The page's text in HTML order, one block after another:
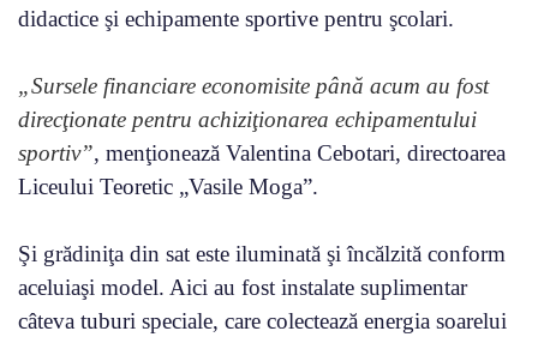
didactice şi echipamente sportive pentru şcolari.
„Sursele financiare economisite până acum au fost
direcţionate pentru achiziţionarea echipamentului
sportiv”, menţionează Valentina Cebotari, directoarea
Liceului Teoretic „Vasile Moga”.
Şi grădiniţa din sat este iluminată şi încălzită conform
aceluiaşi model. Aici au fost instalate suplimentar
câteva tuburi speciale, care colectează energia soarelui